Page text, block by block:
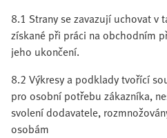
8.1 Strany se zavazují uchovat v
získané při práci na obchodním
jeho ukončení.
8.2 Výkresy a podklady tvořící
pro osobní potřebu zákazníka,
svolení dodavatele,
osobám